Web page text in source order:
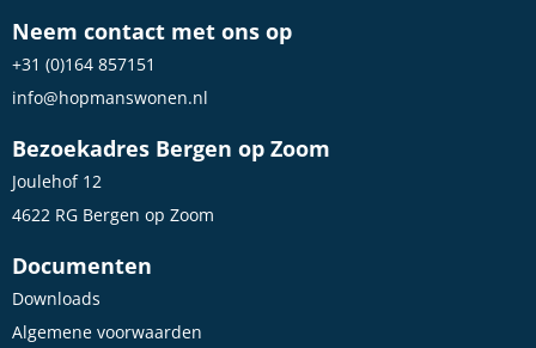
Neem contact met ons op
+31 (0)164 857151
info@hopmanswonen.nl
Bezoekadres Bergen op Zoom
Joulehof 12
4622 RG Bergen op Zoom
Documenten
Downloads
Algemene voorwaarden